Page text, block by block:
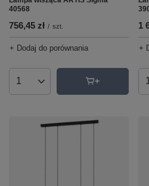
40568
756,45 zł / szt.
+ Dodaj do porównania
Ilość produktów
1
+